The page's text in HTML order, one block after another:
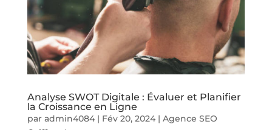
Analyse SWOT Digitale : Évaluer et Planifier
la Croissance en Ligne
par admin4084| Fév 20, 2024| Agence SEO